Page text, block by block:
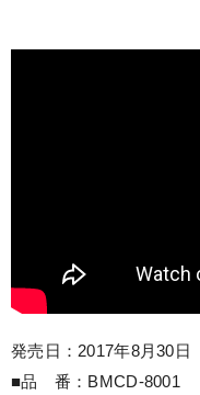
発売日：2017年8月30日
■品 番：BMCD-8001